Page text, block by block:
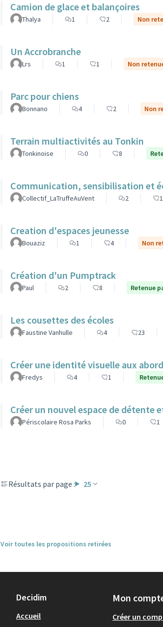
Camion de glace et balançoires
Thalya 1 2 Non
Un Accrobranche
Lrs 1 1 Non
Parc pour chiens
Bonnano 4 2 Non
Terrain multiactivités au Tonkin
Tonkinoise 0 8
Communication, sensibilisation et
Collectif_LaTruffeAuVent 2
Creation d'espaces jeunesse
Bouaziz 1 4 Non
Création d'un Pumptrack
Paul 2 8 Retenue
Les cousettes des écoles
Faustine Vanhulle 4 23
Créer une identité visuelle aux
Fredys 4 1
Créer un nouvel espace de détente
Périscolaire Rosa Parks 0 1
Résultats par page : 25
Voir toutes les propositions retirées
Decidim
Accueil
Mon
Créer un